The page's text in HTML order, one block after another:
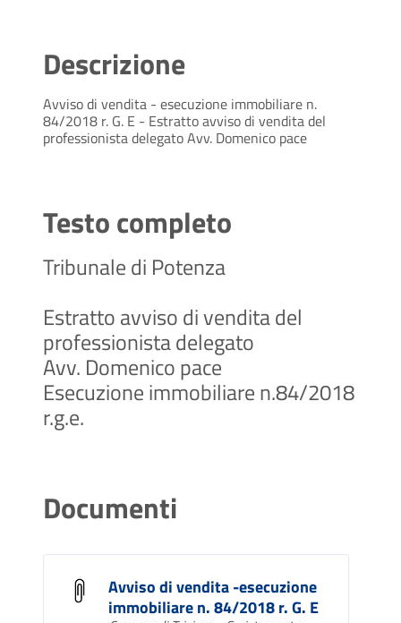
Descrizione
Avviso di vendita - esecuzione immobiliare n.
84/2018 r. G. E - Estratto avviso di vendita del
professionista delegato Avv. Domenico pace
Testo completo
Tribunale di Potenza
Estratto avviso di vendita del
professionista delegato
Avv. Domenico pace
Esecuzione immobiliare n.84/2018
r.g.e.
Documenti
Avviso di vendita -esecuzione
immobiliare n. 84/2018 r. G. E